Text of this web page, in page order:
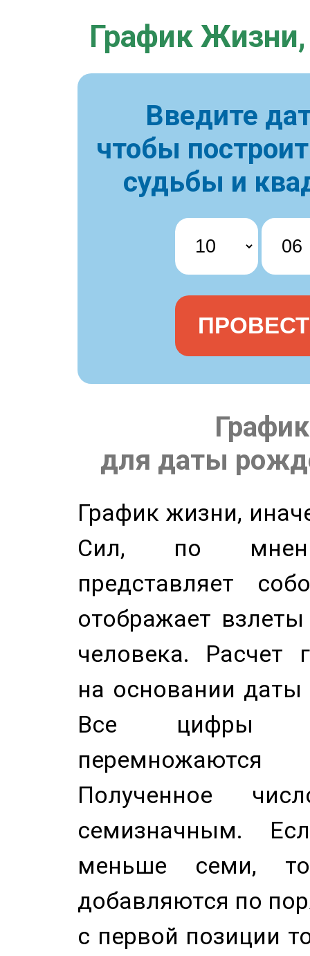
График Жизни,
Введите
чтобы
судьбы и
для даты
График жизни,
Сил, по
представляет
отображает
человека. Расчет
на основании
Все цифры
Полученное
семизначным.
меньше семи,
добавляются по
с первой позиции